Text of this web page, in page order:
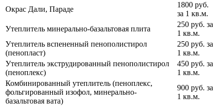
Окрас Дали, Параде
1800 руб.
за 1 кв.м.
Утеплитель минерально-базальтовая плита
250 руб. за
1 кв.м.
Утеплитель вспененный пенополистирол
(пенопласт)
250 руб. за
1 кв.м.
Утеплитель экструдированный пенополистирол
(пеноплекс)
450 руб. за
1 кв.м.
Комбинированный утеплитель (пеноплекс,
фольгированный изофол, минерально-
базальтовая вата)
900 руб. за
1 кв.м.